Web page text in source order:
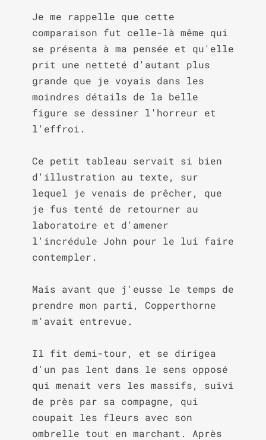
Je me rappelle que cette
comparaison fut celle-là même qui
se présenta à ma pensée et qu'elle
prit une netteté d'autant plus
grande que je voyais dans les
moindres détails de la belle
figure se dessiner l'horreur et
l'effroi.
Ce petit tableau servait si bien
d'illustration au texte, sur
lequel je venais de prêcher, que
je fus tenté de retourner au
laboratoire et d'amener
l'incrédule John pour le lui faire
contempler.
Mais avant que j'eusse le temps de
prendre mon parti, Copperthorne
m'avait entrevue.
Il fit demi-tour, et se dirigea
d'un pas lent dans le sens opposé
qui menait vers les massifs, suivi
de près par sa compagne, qui
coupait les fleurs avec son
ombrelle tout en marchant. Après